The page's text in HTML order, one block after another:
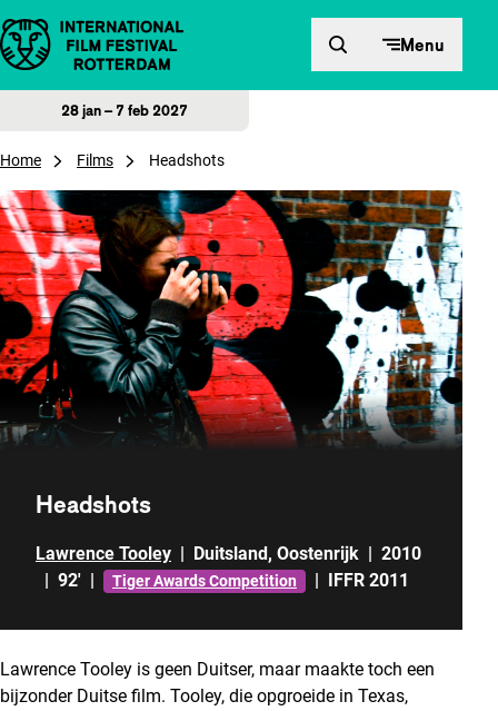
Direct naar inhoud Menu
28 jan – 7 feb 2027
Home Films Headshots
Headshots
Lawrence Tooley | Duitsland, Oostenrijk | 2010
| 92' | Tiger Awards Competition | IFFR 2011
Lawrence Tooley is geen Duitser, maar maakte toch een
bijzonder Duitse film. Tooley, die opgroeide in Texas,